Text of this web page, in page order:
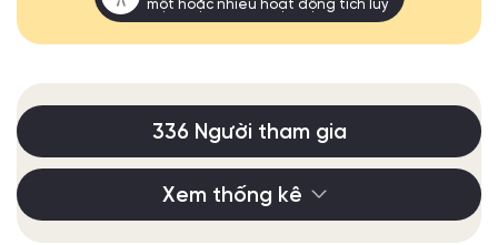
một hoặc nhiều hoạt động tích luỹ
336 Người tham gia
Xem thống kê